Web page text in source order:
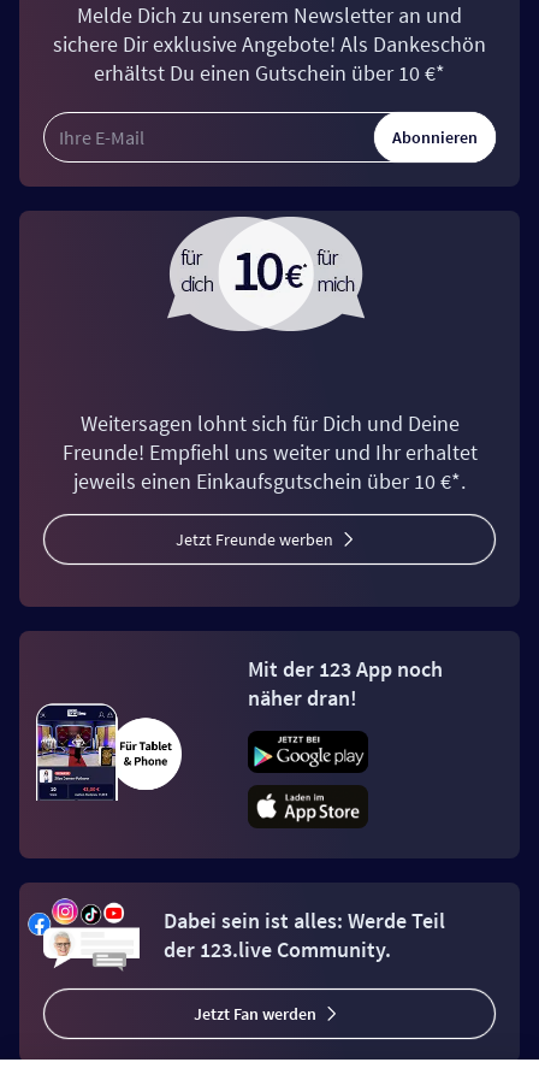
Melde Dich zu unserem Newsletter an und
sichere Dir exklusive Angebote! Als Dankeschön
erhältst Du einen Gutschein über 10 €*
Abonnieren
Weitersagen lohnt sich für Dich und Deine
Freunde! Empfiehl uns weiter und Ihr erhaltet
jeweils einen Einkaufsgutschein über 10 €*.
Jetzt Freunde werben
Mit der 123 App noch
näher dran!
Dabei sein ist alles: Werde Teil
der 123.live Community.
Jetzt Fan werden